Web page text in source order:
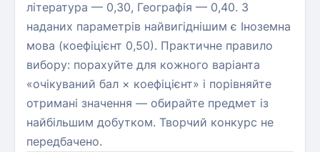
література — 0,30, Географія — 0,40. З
наданих параметрів найвигіднішим є Іноземна
мова (коефіцієнт 0,50). Практичне правило
вибору: порахуйте для кожного варіанта
«очікуваний бал × коефіцієнт» і порівняйте
отримані значення — обирайте предмет із
найбільшим добутком. Творчий конкурс не
передбачено.